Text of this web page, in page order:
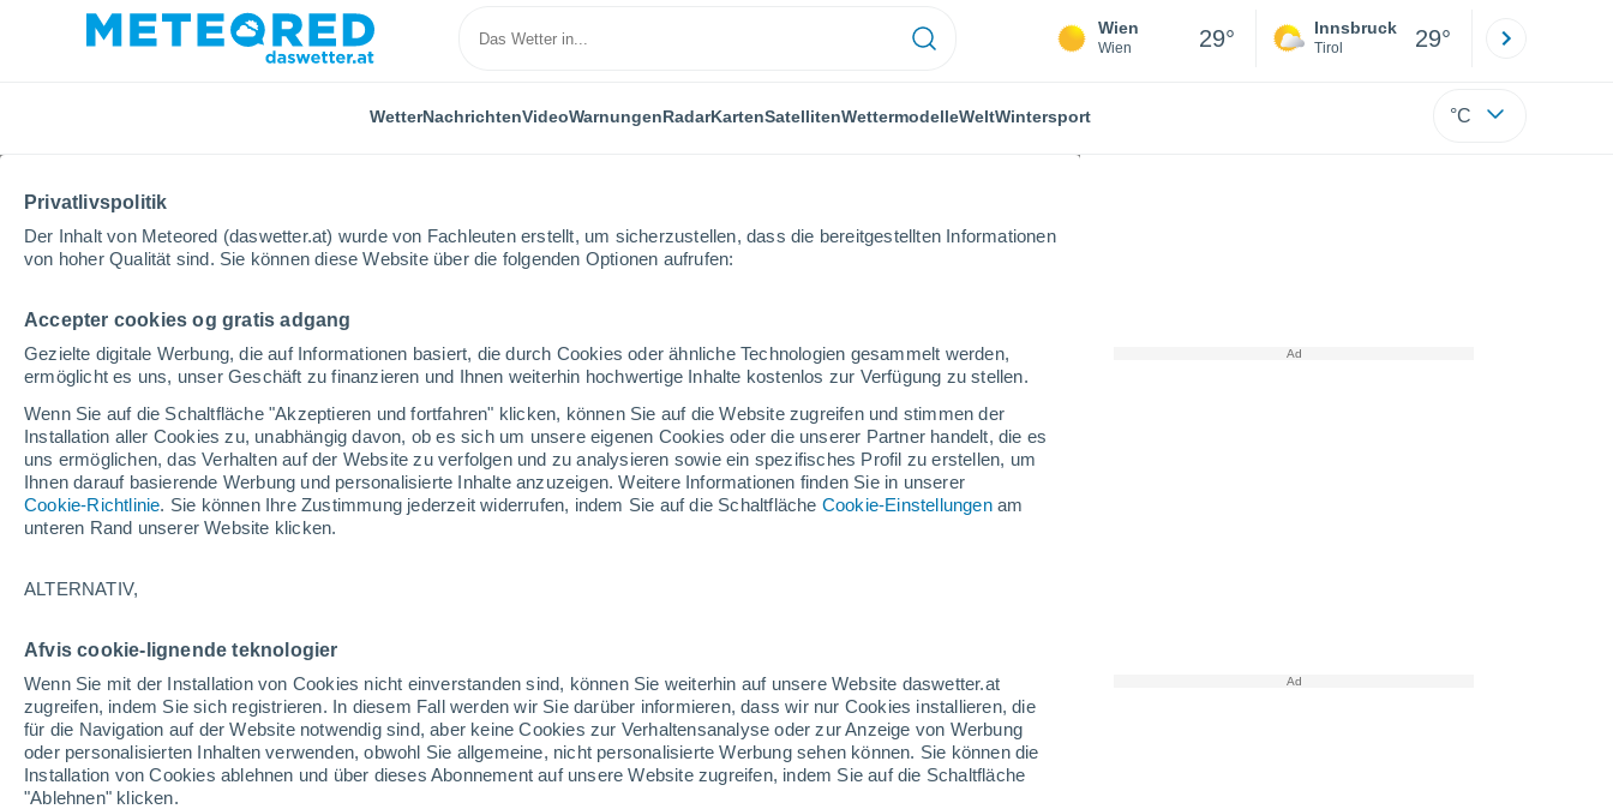
Privatlivspolitik
Der Inhalt von Meteored (daswetter.at) wurde von Fachleuten erstellt, um sicherzustellen, dass die bereitgestellten Informationen
von hoher Qualität sind. Sie können diese Website über die folgenden Optionen aufrufen:
Accepter cookies og gratis adgang
Gezielte digitale Werbung, die auf Informationen basiert, die durch Cookies oder ähnliche Technologien gesammelt werden,
ermöglicht es uns, unser Geschäft zu finanzieren und Ihnen weiterhin hochwertige Inhalte kostenlos zur Verfügung zu stellen.
Wenn Sie auf die Schaltfläche "Akzeptieren und fortfahren" klicken, können Sie auf die Website zugreifen und stimmen der
Installation aller Cookies zu, unabhängig davon, ob es sich um unsere eigenen Cookies oder die unserer Partner handelt, die es
uns ermöglichen, das Verhalten auf der Website zu verfolgen und zu analysieren sowie ein spezifisches Profil zu erstellen, um
Ihnen darauf basierende Werbung und personalisierte Inhalte anzuzeigen. Weitere Informationen finden Sie in unserer
Cookie-Richtlinie. Sie können Ihre Zustimmung jederzeit widerrufen, indem Sie auf die Schaltfläche Cookie-Einstellungenam
unteren Rand unserer Website klicken.
ALTERNATIV,
Afvis cookie-lignende teknologier
Wenn Sie mit der Installation von Cookies nicht einverstanden sind, können Sie weiterhin auf unsere Website daswetter.at
zugreifen, indem Sie sich registrieren. In diesem Fall werden wir Sie darüber informieren, dass wir nur Cookies installieren, die
für die Navigation auf der Website notwendig sind, aber keine Cookies zur Verhaltensanalyse oder zur Anzeige von Werbung
oder personalisierten Inhalten verwenden, obwohl Sie allgemeine, nicht personalisierte Werbung sehen können. Sie können die
Installation von Cookies ablehnen und über dieses Abonnement auf unsere Website zugreifen, indem Sie auf die Schaltfläche
"Ablehnen" klicken.
Wien
Wien 29° Innsbruck
Tirol 29°
WetterNachrichtenVideoWarnungenRadarKartenSatellitenWettermodelleWeltWintersport °C
Home Video Im Auge des verheerenden Hurrikans Melissa